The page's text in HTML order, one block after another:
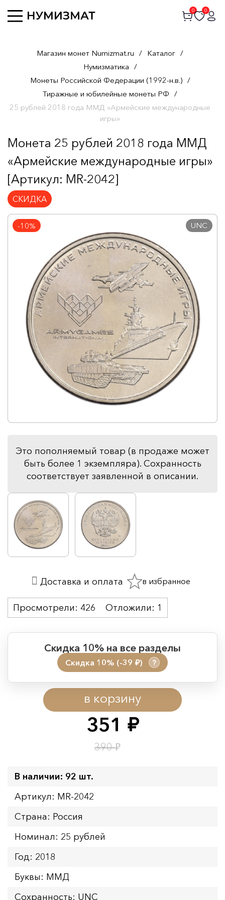
0 0
Магазин монет Numizmat.ru / Каталог /
Нумизматика /
Монеты Российской Федерации (1992-н.в.) /
Тиражные и юбилейные монеты РФ /
25 рублей 2018 года ММД «Армейские международные
игры»
Монета 25 рублей 2018 года ММД
«Армейские международные игры»
[Артикул: MR-2042]
СКИДКА
-10% UNC
Это пополняемый товар (в продаже может
быть более 1 экземпляра). Сохранность
соответствует заявленной в описании.
351 руб.
390₽
в корзину
Скидка 10% на все разделы
Скидка 10% (-39 руб.) ?
Период действия акции:
Начало:
08.08.2026 00:01
Окончание:
09.08.2026 23:59
Время до окончания:
Просмотрели: 426 Отложили: 1
Доставка и оплата в избранное
В наличии: 92 шт.
Артикул: MR-2042
Страна: Россия
Номинал: 25 рублей
Год: 2018
Буквы: ММД
Сохранность: UNC